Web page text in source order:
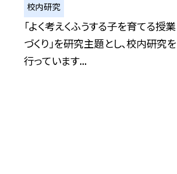
校内研究
「よく考えくふうする子を育てる授業
づくり」を研究主題とし、校内研究を
行っています...